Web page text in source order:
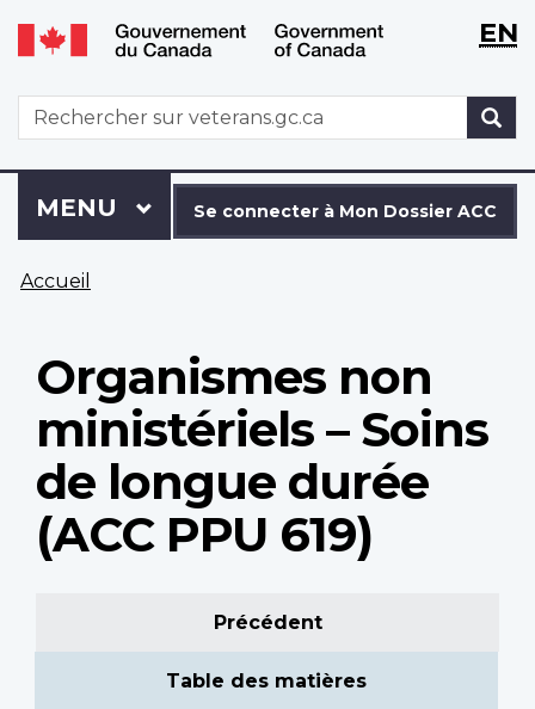
Aller
au
principal
Passer
à
version
HTML
simplifiée
WxT
WxTEN
WxT
Search
form
connecter
à
Dossier
Se connecter à Mon Dossier ACC
Menu
MENU PRINCIPAL
êtes
Accueil
Organismes non
ministériels – Soins
de longue durée
(ACC PPU 619)
Précédent
Table des matières